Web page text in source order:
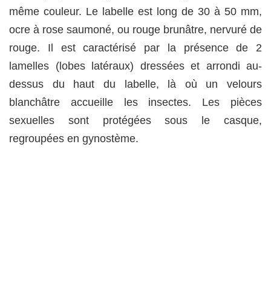
même couleur. Le labelle est long de 30 à 50 mm,
ocre à rose saumoné, ou rouge brunâtre, nervuré de
rouge. Il est caractérisé par la présence de 2
lamelles (lobes latéraux) dressées et arrondi au-
dessus du haut du labelle, là où un velours
blanchâtre accueille les insectes. Les pièces
sexuelles sont protégées sous le casque,
regroupées en gynostème.